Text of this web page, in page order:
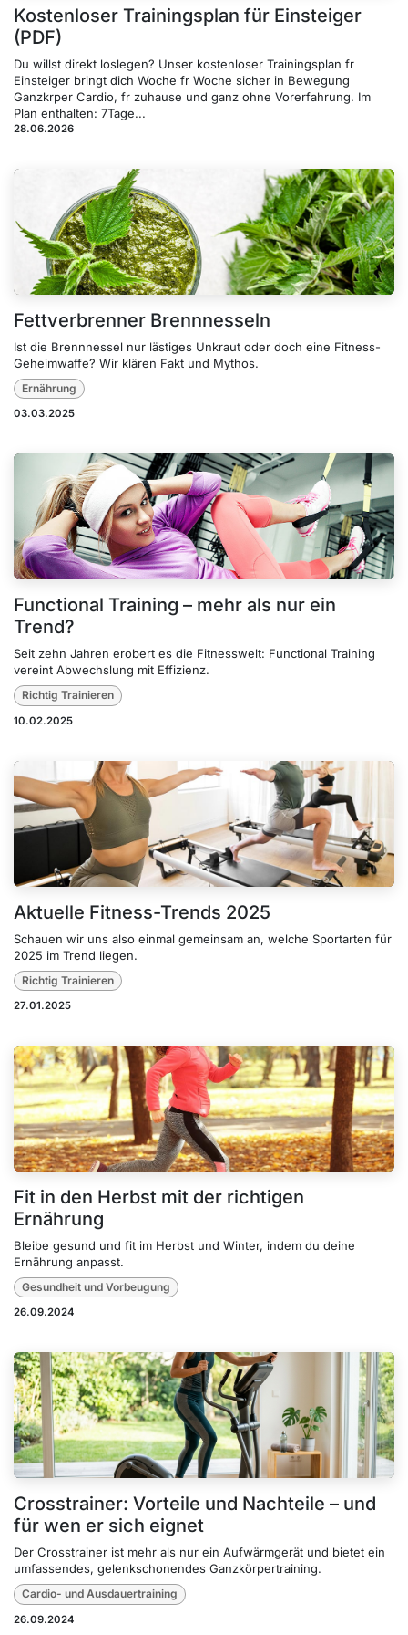
Kostenloser Trainingsplan für Einsteiger
(PDF)
Du willst direkt loslegen? Unser kostenloser Trainingsplan fr
Einsteiger bringt dich Woche fr Woche sicher in Bewegung
Ganzkrper Cardio, fr zuhause und ganz ohne Vorerfahrung. Im
Plan enthalten: 7Tage...
28.06.2026
Fettverbrenner Brennnesseln
Ist die Brennnessel nur lästiges Unkraut oder doch eine Fitness-
Geheimwaffe? Wir klären Fakt und Mythos.
Ernährung
03.03.2025
Functional Training – mehr als nur ein
Trend?
Seit zehn Jahren erobert es die Fitnesswelt: Functional Training
vereint Abwechslung mit Effizienz.
Richtig Trainieren
10.02.2025
Aktuelle Fitness-Trends 2025
Schauen wir uns also einmal gemeinsam an, welche Sportarten für
2025 im Trend liegen.
Richtig Trainieren
27.01.2025
Fit in den Herbst mit der richtigen
Ernährung
Bleibe gesund und fit im Herbst und Winter, indem du deine
Ernährung anpasst.
Gesundheit und Vorbeugung
26.09.2024
Crosstrainer: Vorteile und Nachteile – und
für wen er sich eignet
Der Crosstrainer ist mehr als nur ein Aufwärmgerät und bietet ein
umfassendes, gelenkschonendes Ganzkörpertraining.
Cardio- und Ausdauertraining
26.09.2024